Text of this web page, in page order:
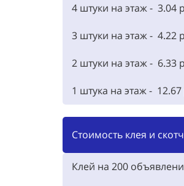
4 штуки на этаж - 3.04
3 штуки на этаж - 4.22
2 штуки на этаж - 6.33
1 штука на этаж -
Стоимость клея и
Клей на 200